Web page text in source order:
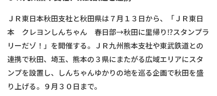
ＪＲ東日本秋田支社と秋田県は７月１３日から、「ＪＲ東日
本 クレヨンしんちゃん 春日部→秋田に里帰り⁉スタンプラ
リーだゾ！」を開催する。ＪＲ九州熊本支社や東武鉄道との
連携で秋田、埼玉、熊本の３県にまたがる広域エリアにスタ
ンプを設置し、しんちゃんゆかりの地を巡る企画で秋田を盛
り上げる。９月３０日まで。